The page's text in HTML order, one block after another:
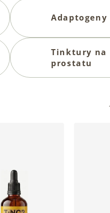
Adaptogeny
Tinktury na
prostatu